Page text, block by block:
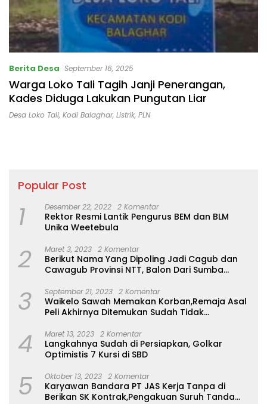
Berita Desa September 16, 2025
Warga Loko Tali Tagih Janji Penerangan,
Kades Diduga Lakukan Pungutan Liar
Desa Loko Tali, Kodi Balaghar, Listrik, PLN
Popular Post
1 Desember 22, 2022 2 Komentar
Rektor Resmi Lantik Pengurus BEM dan BLM
Unika Weetebula
2 Maret 3, 2023 2 Komentar
Berikut Nama Yang Dipoling Jadi Cagub dan
Cawagub Provinsi NTT, Balon Dari Sumba
3 September 21, 2023 2 Komentar
Waikelo Sawah Memakan Korban,Remaja Asal
Peli Akhirnya Ditemukan Sudah Tidak
4 Maret 13, 2023 2 Komentar
Langkahnya Sudah di Persiapkan, Golkar
Optimistis 7 Kursi di SBD
5 Oktober 13, 2023 2 Komentar
Karyawan Bandara PT JAS Kerja Tanpa di
Berikan SK Kontrak,Pengakuan Suruh Tanda